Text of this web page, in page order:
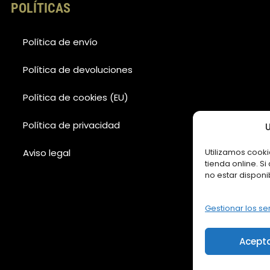
Utilizamos
tienda online.
no estar
Gestionar los
POLÍTICAS
Política de envío
Política de devoluciones
Política de cookies (EU)
Política de privacidad
Aviso legal